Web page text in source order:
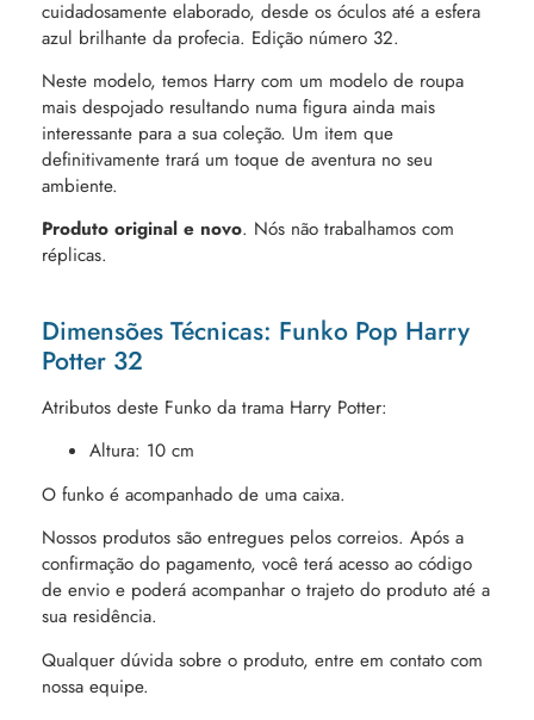
cuidadosamente elaborado, desde os óculos até a esfera
azul brilhante da profecia. Edição número 32.
Neste modelo, temos Harry com um modelo de roupa
mais despojado resultando numa figura ainda mais
interessante para a sua coleção. Um item que
definitivamente trará um toque de aventura no seu
ambiente.
Produto original e novo. Nós não trabalhamos com
réplicas.
Dimensões Técnicas: Funko Pop Harry
Potter 32
Atributos deste Funko da trama Harry Potter:
Altura: 10 cm
O funko é acompanhado de uma caixa.
Nossos produtos são entregues pelos correios. Após a
confirmação do pagamento, você terá acesso ao código
de envio e poderá acompanhar o trajeto do produto até a
sua residência.
Qualquer dúvida sobre o produto, entre em contato com
nossa equipe.